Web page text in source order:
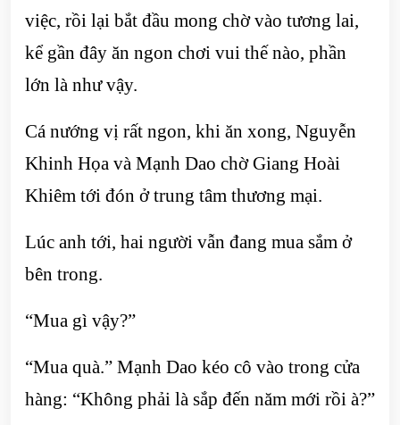
việc, rồi lại bắt đầu mong chờ vào tương lai,
kể gần đây ăn ngon chơi vui thế nào, phần
lớn là như vậy.
Cá nướng vị rất ngon, khi ăn xong, Nguyễn
Khinh Họa và Mạnh Dao chờ Giang Hoài
Khiêm tới đón ở trung tâm thương mại.
Lúc anh tới, hai người vẫn đang mua sắm ở
bên trong.
“Mua gì vậy?”
“Mua quà.” Mạnh Dao kéo cô vào trong cửa
hàng: “Không phải là sắp đến năm mới rồi à?”